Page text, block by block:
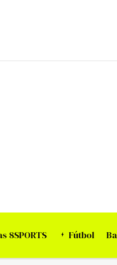
8SPORTS Fútbol